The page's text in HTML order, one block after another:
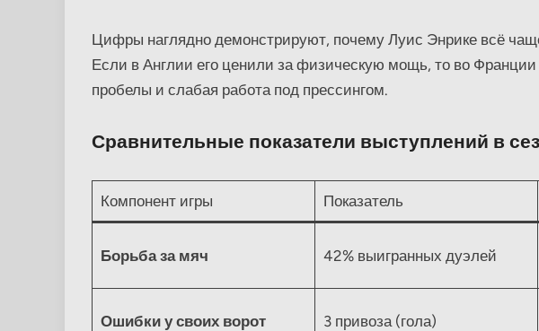
Цифры наглядно демонстрируют, почему Луис Энрике всё
Если в Англии его ценили за физическую мощь, то во Франции
пробелы и слабая работа под прессингом.
Сравнительные показатели выступлений в
Компонент игры Показатель
Борьба за мяч 42% выигранных дуэлей
Ошибки у своих ворот 3 привоза (гола)